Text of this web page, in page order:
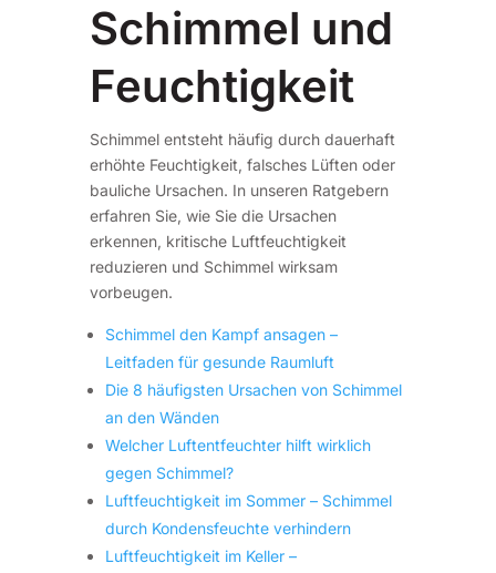
Schimmel und
Feuchtigkeit
Schimmel entsteht häufig durch dauerhaft
erhöhte Feuchtigkeit, falsches Lüften oder
bauliche Ursachen. In unseren Ratgebern
erfahren Sie, wie Sie die Ursachen
erkennen, kritische Luftfeuchtigkeit
reduzieren und Schimmel wirksam
vorbeugen.
Schimmel den Kampf ansagen –
Leitfaden für gesunde Raumluft
Die 8 häufigsten Ursachen von Schimmel
an den Wänden
Welcher Luftentfeuchter hilft wirklich
gegen Schimmel?
Luftfeuchtigkeit im Sommer – Schimmel
durch Kondensfeuchte verhindern
Luftfeuchtigkeit im Keller –